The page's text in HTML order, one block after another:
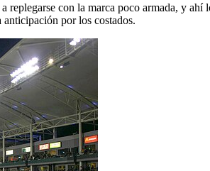
replegarse con la marca poco armada, y ahí
por los costados.